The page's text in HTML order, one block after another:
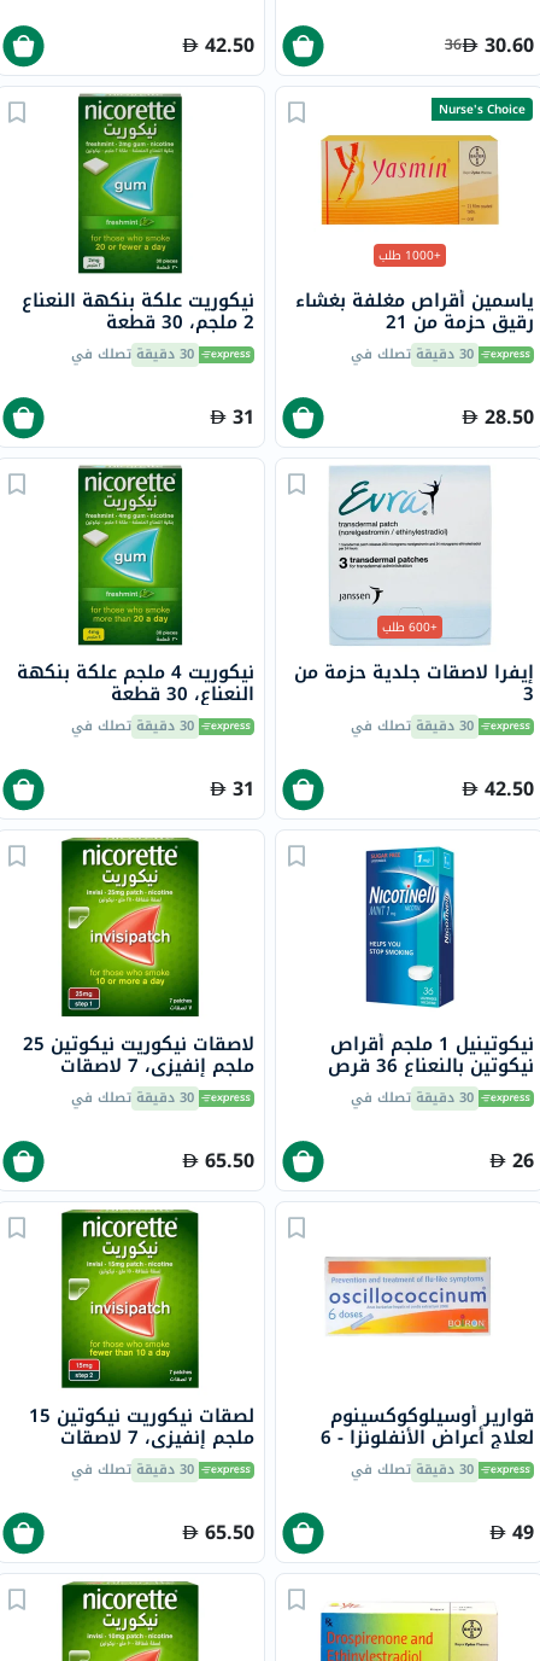
30.60
36
42.50
Nurse's Choice
+1000 طلب
ياسمين أقراص مغلفة بغشاء
رقيق حزمة من 21
30 دقيقة تصلك في
28.50
نيكوريت علكة بنكهة النعناع
2 ملجم، 30 قطعة
30 دقيقة تصلك في
31
+600 طلب
إيفرا لاصقات جلدية حزمة من
3
30 دقيقة تصلك في
42.50
نيكوريت 4 ملجم علكة بنكهة
النعناع، ​​30 قطعة
30 دقيقة تصلك في
31
نيكوتينيل 1 ملجم أقراص
نيكوتين بالنعناع 36 قرص
30 دقيقة تصلك في
26
لاصقات نيكوريت نيكوتين 25
ملجم إنفيزي، 7 لاصقات
30 دقيقة تصلك في
65.50
قوارير أوسيلوكوكسينوم
لعلاج أعراض الأنفلونزا - 6
قوارير 30 دقيقة تصلك في
49
لصقات نيكوريت نيكوتين 15
ملجم إنفيزي، 7 لاصقات
30 دقيقة تصلك في
65.50